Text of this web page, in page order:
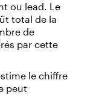
ou lead. Le
total de la
de
par cette
le chiffre
peut